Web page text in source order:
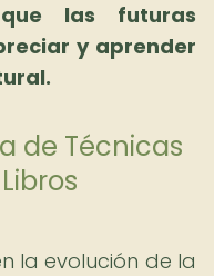
las futuras
y aprender
de Técnicas
la evolución de la